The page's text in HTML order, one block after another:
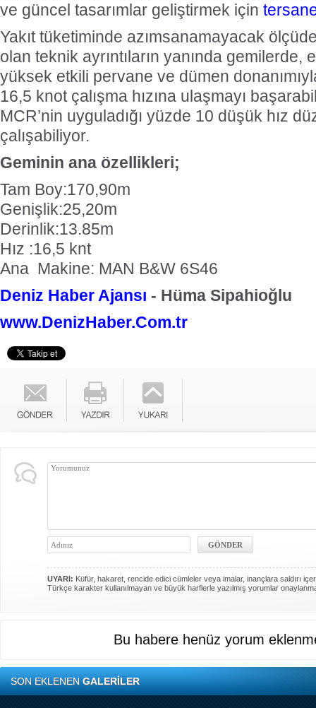
ve güncel tasarımlar geliştirmek için
Yakıt tüketiminde azımsanamayacak
olan teknik ayrıntıların yanında gemilerde,
yüksek etkili pervane ve dümen
16,5 knot çalışma hızına ulaşmayı
MCR’nin uyguladığı yüzde 10 düşük hız
çalışabiliyor.
Geminin ana özellikleri;
Tam Boy:170,90m
Genişlik:25,20m
Derinlik:13.85m
Hız :16,5 knt
Ana Makine: MAN B&W 6S46
Deniz Haber Ajansı - Hüma Sipahioğlu
www.DenizHaber.Com.tr
UYARI: Küfür, hakaret, rencide edici cümleler veya imalar, inançlara saldırı
Türkçe karakter kullanılmayan ve büyük harflerle yazılmış yorumlar
Bu habere henüz yorum
SON EKLENENGALERİLER